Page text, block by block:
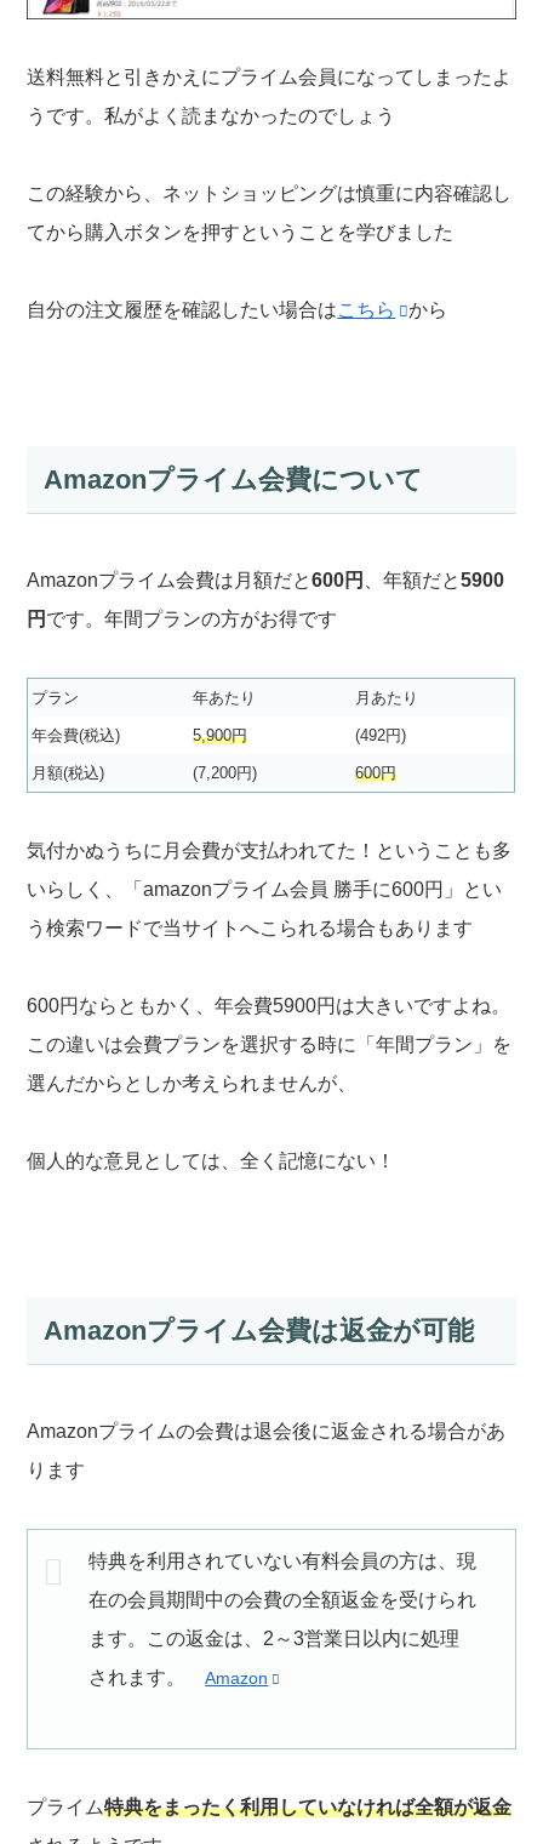
送料無料と引きかえにプライム会員になってしまったよ
うです。私がよく読まなかったのでしょう
この経験から、ネットショッピングは慎重に内容確認し
てから購入ボタンを押すということを学びました
自分の注文履歴を確認したい場合はこちら から
Amazonプライム会費について
Amazonプライム会費は月額だと600円 、年額だと5900
円 です。年間プランの方がお得です
プラン 年あたり 月あたり
年会費(税込) 5,900円 (492円)
月額(税込) (7,200円) 600円
気付かぬうちに月会費が支払われてた！ということも多
いらしく、「amazonプライム会員 勝手に600円」とい
う検索ワードで当サイトへこられる場合もあります
600円ならともかく、年会費5900円は大きいですよね。
この違いは会費プランを選択する時に「年間プラン」を
選んだからとしか考えられませんが、
個人的な意見としては、全く記憶にない！
Amazonプライム会費は返金が可能
Amazonプライムの会費は退会後に返金される場合があ
ります
特典を利用されていない有料会員の方は、現
在の会員期間中の会費の全額返金を受けられ
ます。この返金は、2～3営業日以内に処理
されます。Amazon
プライム特典をまったく利用していなければ全額が返金